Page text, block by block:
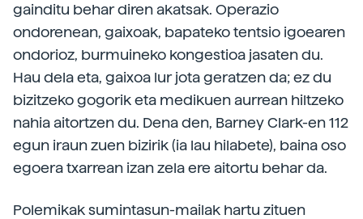
gainditu behar diren akatsak. Operazio
ondorenean, gaixoak, bapateko tentsio igoearen
ondorioz, burmuineko kongestioa jasaten du.
Hau dela eta, gaixoa lur jota geratzen da; ez du
bizitzeko gogorik eta medikuen aurrean hiltzeko
nahia aitortzen du. Dena den, Barney Clark-en 112
egun iraun zuen bizirik (ia lau hilabete), baina oso
egoera txarrean izan zela ere aitortu behar da.
Polemikak sumintasun-mailak hartu zituen